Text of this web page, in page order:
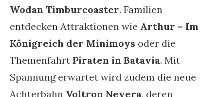
Wodan Timburcoaster. Familien
entdecken Attraktionen wie Arthur – Im
Königreich der Minimoys oder die
Themenfahrt Piraten in Batavia. Mit
Spannung erwartet wird zudem die neue
Achterbahn Voltron Nevera, deren